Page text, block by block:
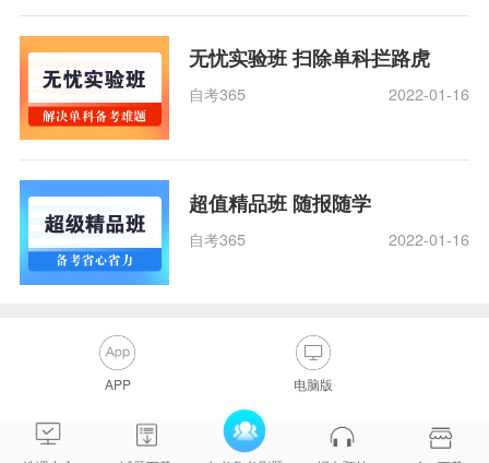
无忧实验班 扫除单科拦路虎
自考365 2022-01-16
超值精品班 随报随学
自考365 2022-01-16
APP 电脑版